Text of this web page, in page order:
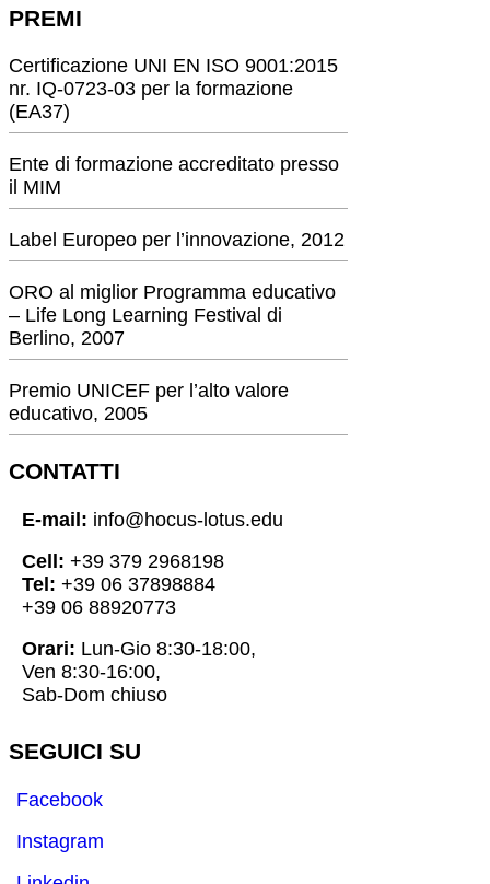
PREMI
Certificazione UNI EN ISO 9001:2015
nr. IQ-0723-03 per la formazione
(EA37)
Ente di formazione accreditato presso
il MIM
Label Europeo per l’innovazione, 2012
ORO al miglior Programma educativo
– Life Long Learning Festival di
Berlino, 2007
Premio UNICEF per l’alto valore
educativo, 2005
CONTATTI
E-mail: info@hocus-lotus.edu
Cell: +39 379 2968198
Tel: +39 06 37898884
+39 06 88920773
Orari: Lun-Gio 8:30-18:00,
Ven 8:30-16:00,
Sab-Dom chiuso
SEGUICI SU
Facebook
Instagram